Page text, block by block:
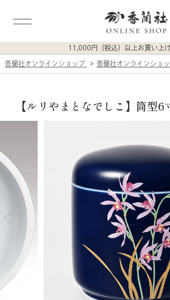
11,000円（税込）以上お買い上
香蘭社オンラインショップ 香蘭社オンラインショ
【ルリやまとなでしこ】筒型6